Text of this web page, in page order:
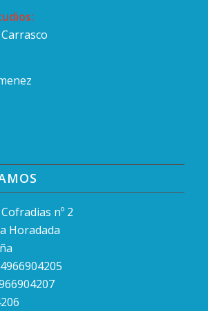
nº 2
Horadada